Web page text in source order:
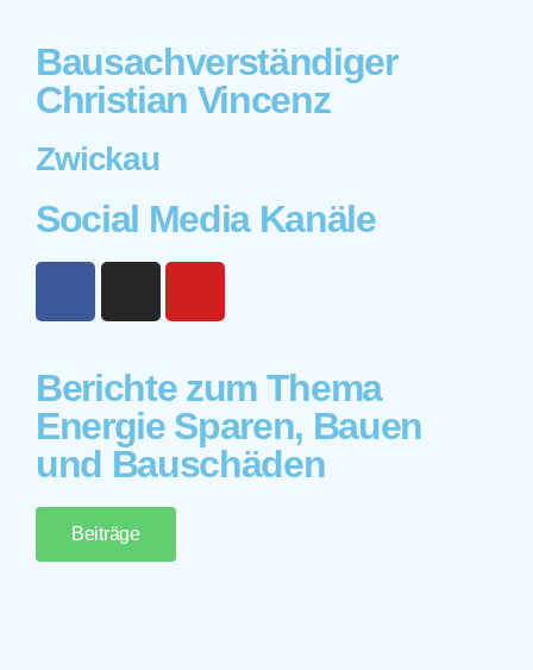
Bausachverständiger
Christian Vincenz
Zwickau
Social Media Kanäle
Berichte zum Thema
Energie Sparen, Bauen
und Bauschäden
Beiträge